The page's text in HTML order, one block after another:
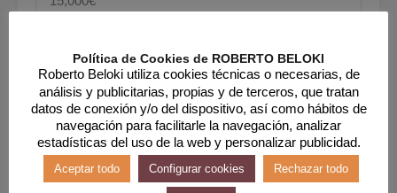
Política de Cookies de ROBERTO BELOKI
Roberto Beloki utiliza cookies técnicas o necesarias, de
análisis y publicitarias, propias y de terceros, que tratan
datos de conexión y/o del dispositivo, así como hábitos de
navegación para facilitarle la navegación, analizar
estadísticas del uso de la web y personalizar publicidad.
Aceptar todo Configurar cookies Rechazar todo